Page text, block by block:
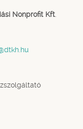
Nonprofit Kft